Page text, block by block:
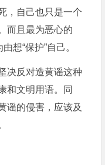
，自己也只是一个
而且最为恶心的
想“保护”自己。
决反对造黄谣这种
和文明用语。同
谣的侵害，应该及